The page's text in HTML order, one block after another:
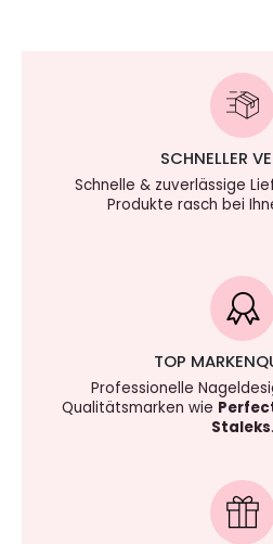
SCHNELLER
Schnelle & zuverlässige
Produkte rasch bei
TOP
Professionelle
Qualitätsmarken wie
Staleks.